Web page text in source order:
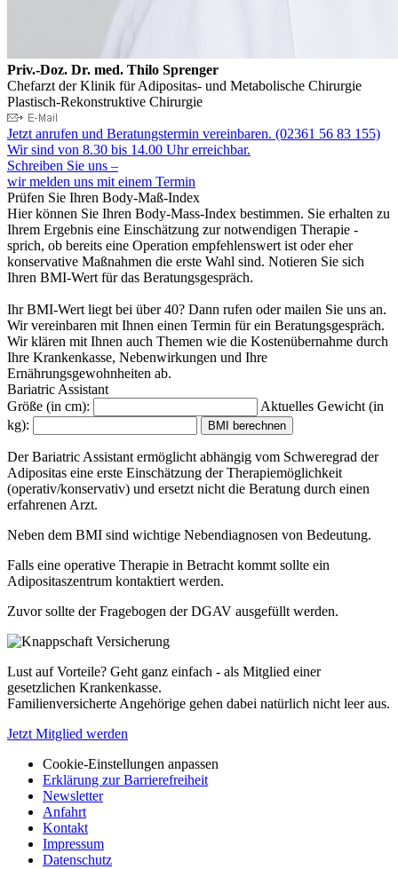
Priv.-Doz. Dr. med. Thilo Sprenger
Chefarzt der Klinik für Adipositas- und Metabolische Chirurgie
Plastisch-Rekonstruktive Chirurgie
Jetzt anrufen und Beratungstermin vereinbaren. (02361 56 83 155)
Wir sind von 8.30 bis 14.00 Uhr erreichbar.
Schreiben Sie uns –
wir melden uns mit einem Termin
Prüfen Sie Ihren Body-Maß-Index
Hier können Sie Ihren Body-Mass-Index bestimmen. Sie erhalten zu
Ihrem Ergebnis eine Einschätzung zur notwendigen Therapie -
sprich, ob bereits eine Operation empfehlenswert ist oder eher
konservative Maßnahmen die erste Wahl sind. Notieren Sie sich
Ihren BMI-Wert für das Beratungsgespräch.
Ihr BMI-Wert liegt bei über 40? Dann rufen oder mailen Sie uns an.
Wir vereinbaren mit Ihnen einen Termin für ein Beratungsgespräch.
Wir klären mit Ihnen auch Themen wie die Kostenübernahme durch
Ihre Krankenkasse, Nebenwirkungen und Ihre
Ernährungsgewohnheiten ab.
Bariatric Assistant
Größe (in cm):
Aktuelles Gewicht (in
kg):
BMI berechnen
Der Bariatric Assistant ermöglicht abhängig vom Schweregrad der
Adipositas eine erste Einschätzung der Therapiemöglichkeit
(operativ/konservativ) und ersetzt nicht die Beratung durch einen
erfahrenen Arzt.
Neben dem BMI sind wichtige Nebendiagnosen von Bedeutung.
Falls eine operative Therapie in Betracht kommt sollte ein
Adipositaszentrum kontaktiert werden.
Zuvor sollte der Fragebogen der DGAV ausgefüllt werden.
Lust auf Vorteile? Geht ganz einfach - als Mitglied einer
gesetzlichen Krankenkasse.
Familienversicherte Angehörige gehen dabei natürlich nicht leer aus.
Jetzt Mitglied werden
Cookie-Einstellungen anpassen
Erklärung zur Barrierefreiheit
Newsletter
Anfahrt
Kontakt
Impressum
Datenschutz